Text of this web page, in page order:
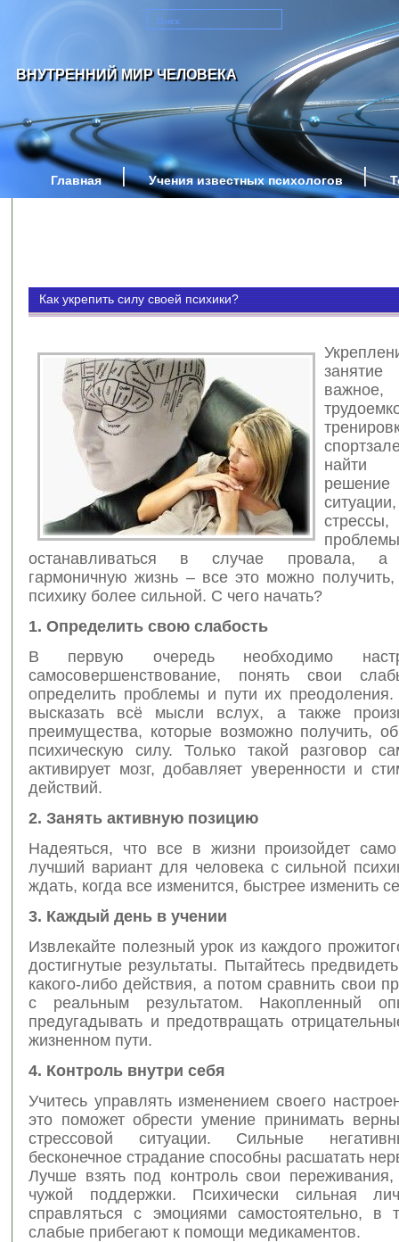
ВНУТРЕННИЙ МИР ЧЕЛОВЕКА
Главная Учения известных психологов
Как укрепить силу своей психики?
найти
останавливаться в случае провала, а
гармоничную жизнь – все это можно
психику более сильной. С чего начать?
1. Определить свою слабость
В первую очередь необходимо
самосовершенствование, понять свои
определить проблемы и пути их
высказать всё мысли вслух, а также
преимущества, которые возможно получить,
психическую силу. Только такой разговор
активирует мозг, добавляет уверенности и
действий.
2. Занять активную позицию
Надеяться, что все в жизни произойдет
лучший вариант для человека с сильной
ждать, когда все изменится, быстрее изменить
3. Каждый день в учении
Извлекайте полезный урок из каждого
достигнутые результаты. Пытайтесь
какого-либо действия, а потом сравнить свои
с реальным результатом. Накопленный
предугадывать и предотвращать
жизненном пути.
4. Контроль внутри себя
Учитесь управлять изменением своего
это поможет обрести умение принимать
стрессовой ситуации. Сильные
бесконечное страдание способны расшатать
Лучше взять под контроль свои
чужой поддержки. Психически сильная
справляться с эмоциями самостоятельно, в
слабые прибегают к помощи медикаментов.